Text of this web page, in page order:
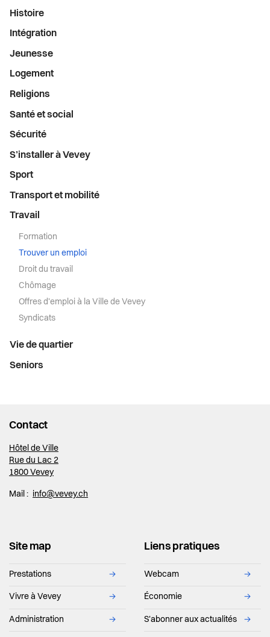
Histoire
Intégration
Jeunesse
Logement
Religions
Santé et social
Sécurité
S’installer à Vevey
Sport
Transport et mobilité
Travail
Formation
Trouver un emploi
Droit du travail
Chômage
Offres d'emploi à la Ville de Vevey
Syndicats
Vie de quartier
Seniors
Contact
Hôtel de Ville
Rue du Lac 2
1800 Vevey
Mail : info@vevey.ch
Site map
Prestations →
Vivre à Vevey →
Administration →
Liens pratiques
Webcam →
Économie →
S'abonner aux actualités →